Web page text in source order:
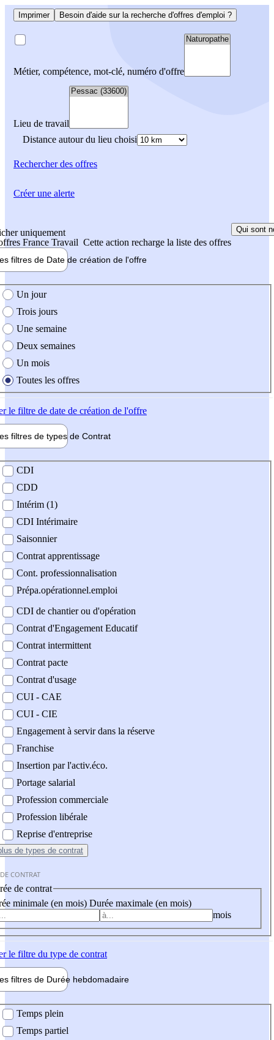
Imprimer Besoin d'aide sur la recherche d'offres d'emploi ?
Métier, compétence, mot-clé, numéro d'offre
Lieu de travail
Distance autour du lieu choisi
Rechercherdes offres
uniquement
France Travail Cette action recharge la liste des offres
Qui sont
filtres de Date de création de l'offre
création de l'offre
Un jour
Trois jours
Une semaine
Deux semaines
Un mois
Toutes les offres
le filtre de date de création de l'offre
filtres de types de Contrat
contrat
CDI
CDD
Intérim (1)
CDI Intérimaire
Saisonnier
Contrat apprentissage
Cont. professionnalisation
Prépa.opérationnel.emploi
CDI de chantier ou d'opération
Contrat d'Engagement Educatif
Contrat intermittent
Contrat pacte
Contrat d'usage
CUI - CAE
CUI - CIE
Engagement à servir dans la réserve
Franchise
Insertion par l'activ.éco.
Portage salarial
Profession commerciale
Profession libérale
Reprise d'entreprise
de types de contrat
CONTRAT
de contrat
minimale (en mois) Durée maximale (en mois)
mois
le filtre du type de contrat
filtres de Durée hebdomadaire
Temps plein
Temps partiel
Créer une alerte